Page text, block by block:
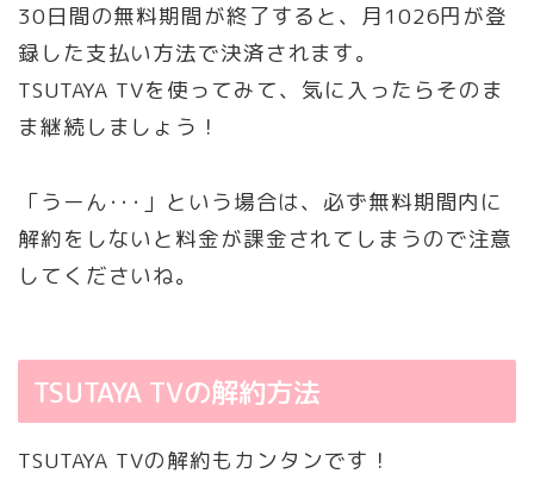
30日間の無料期間が終了すると、月1026円が登
録した支払い方法で決済されます。
TSUTAYA TVを使ってみて、気に入ったらそのま
ま継続しましょう！
「うーん･･･」という場合は、必ず無料期間内に
解約をしないと料金が課金されてしまうので注意
してくださいね。
TSUTAYA TVの解約方法
TSUTAYA TVの解約もカンタンです！